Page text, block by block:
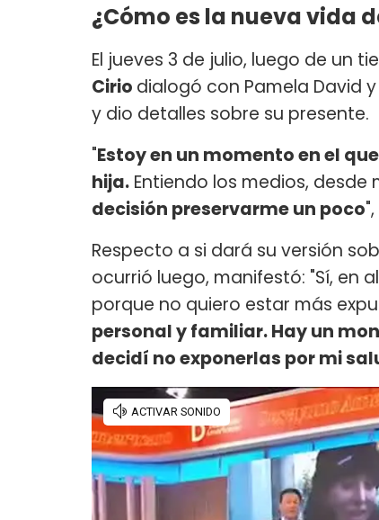
¿Cómo es la nueva vida
El jueves 3 de julio, luego de un
Cirio dialogó con Pamela David
y dio detalles sobre su presente.
"Estoy en un momento en el
hija. Entiendo los medios,
decisión preservarme un poco
Respecto a si dará su versión
ocurrió luego, manifestó: "Sí, en
porque no quiero estar más
personal y familiar. Hay un
decidí no exponerlas por mi